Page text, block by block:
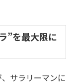
”を最大限に
サラリーマンに